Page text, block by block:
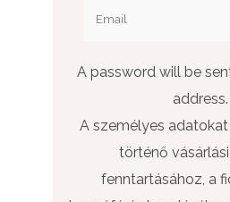
A password will be
address.
A személyes
történő
fenntartásához, a